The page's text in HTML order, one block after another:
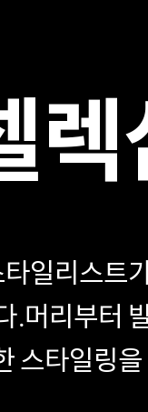
렉
일리스트
.머리부터
스타일링